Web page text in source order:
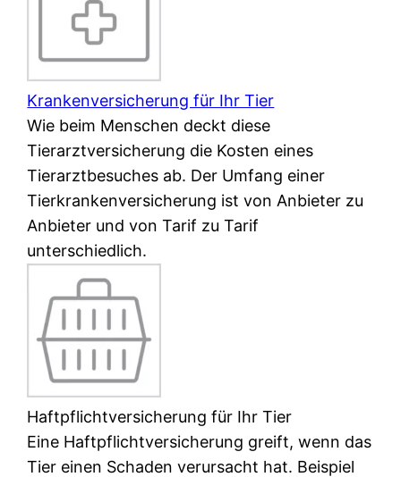
Krankenversicherung für Ihr Tier
Wie beim Menschen deckt diese
Tierarztversicherung die Kosten eines
Tierarztbesuches ab. Der Umfang einer
Tierkrankenversicherung ist von Anbieter zu
Anbieter und von Tarif zu Tarif
unterschiedlich.
Haftpflichtversicherung für Ihr Tier
Eine Haftpflichtversicherung greift, wenn das
Tier einen Schaden verursacht hat. Beispiel